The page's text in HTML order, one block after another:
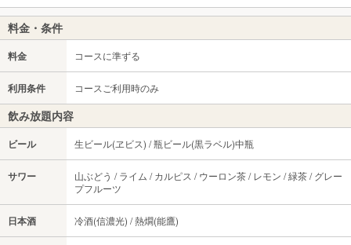
料金・条件
料金 コースに準ずる
利用条件 コースご利用時のみ
飲み放題内容
ビール 生ビール(ヱビス) / 瓶ビール(黒ラベル)中瓶
サワー
山ぶどう / ライム / カルピス / ウーロン茶 / レモン / 緑茶 / グレー
プフルーツ
日本酒 冷酒(信濃光) / 熱燗(能鷹)